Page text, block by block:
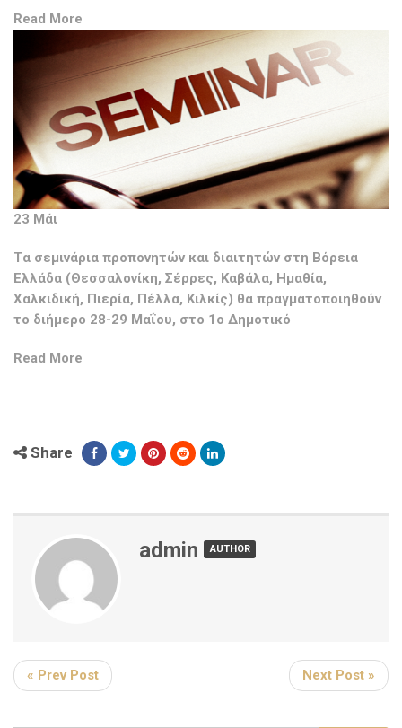
Read More
23 Μάι
Tα σεμινάρια προπονητών και διαιτητών στη Βόρεια
Ελλάδα (Θεσσαλονίκη, Σέρρες, Καβάλα, Ημαθία,
Χαλκιδική, Πιερία, Πέλλα, Κιλκίς) θα πραγματοποιηθούν
το διήμερο 28-29 Μαΐου, στο 1ο Δημοτικό
Read More
Share
admin AUTHOR
« Prev Post Next Post »